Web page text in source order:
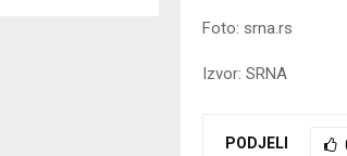
Foto: srna.rs
Izvor: SRNA
PODJELI